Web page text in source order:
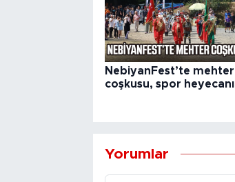
NebiyanFest’te mehter
coşkusu, spor heyecanı
Yorumlar